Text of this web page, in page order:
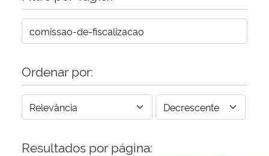
Ordenar por:
Resultados por página: